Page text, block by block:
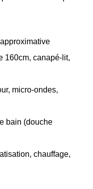
160cm, canapé-lit,
micro-ondes,
bain (douche
chauffage,